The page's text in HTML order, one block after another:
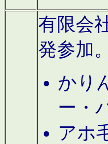
有限会
発参加
かり
ー・
アホ